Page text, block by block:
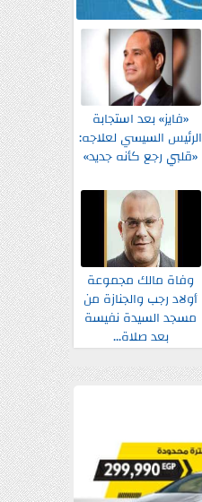
«فايز» بعد استجابة
الرئيس السيسي لعلاجه:
«قلبي رجع كأنه جديد»
وفاة مالك مجموعة
أولاد رجب والجنازة من
مسجد السيدة نفيسة
بعد صلاة...